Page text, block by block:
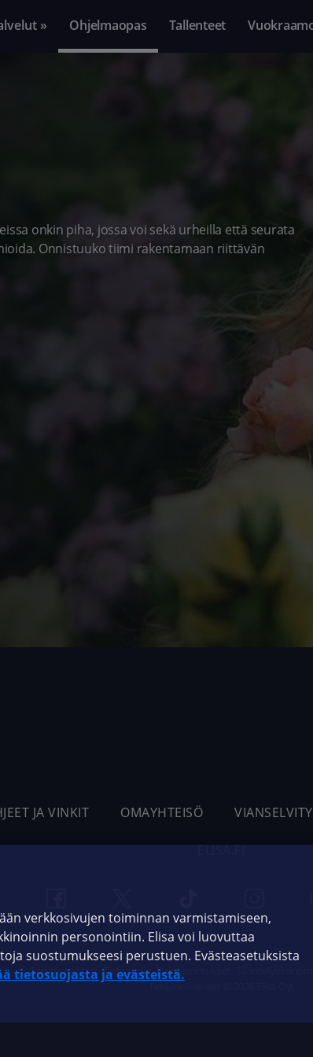
» Ohjelmaopas Tallenteet
onkin piha, jossa voi sekä urheilla että seurata
Onnistuuko tiimi rakentamaan riittävän
JA VINKIT OMAYHTEISÖ
Sopimusehdot Tietosuoja Evästeasetukset
verkkosivujen toiminnan varmistamiseen,
personointiin. Elisa voi luovuttaa
suostumukseesi perustuen. Evästeasetuksista
tietosuojasta ja evästeistä.